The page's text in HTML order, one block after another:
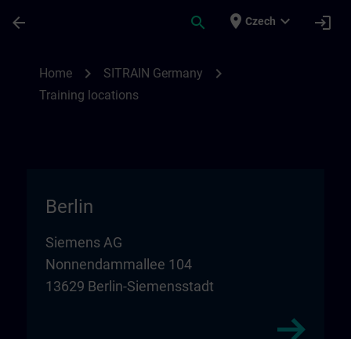
arrow_back search place Czech expand_more login
Home chevron_right SITRAIN Germany chevron_right
Training locations
Berlin
Siemens AG
Nonnendammallee 104
13629 Berlin-Siemensstadt